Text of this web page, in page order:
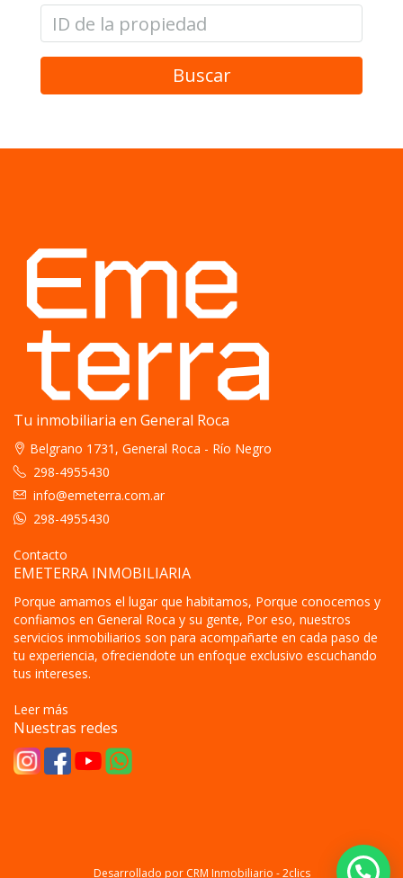
Buscar
Tu inmobiliaria en General Roca
Belgrano 1731, General Roca - Río Negro
298-4955430
info@emeterra.com.ar
298-4955430
Contacto
EMETERRA INMOBILIARIA
Porque amamos el lugar que habitamos, Porque conocemos y
confiamos en General Roca y su gente, Por eso, nuestros
servicios inmobiliarios son para acompañarte en cada paso de
tu experiencia, ofreciendote un enfoque exclusivo escuchando
tus intereses.
Leer más
Nuestras redes
Desarrollado por CRM Inmobiliario - 2clics